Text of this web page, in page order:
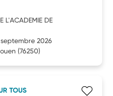
L'ACADEMIE DE
2026
(76250)
TOUS